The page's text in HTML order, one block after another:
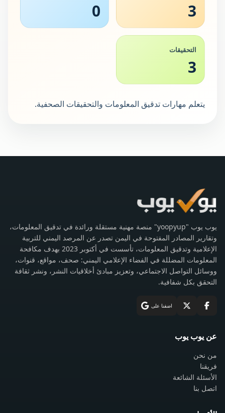
3
0
التحقيقات
3
يتعلم مهارات تدقيق المعلومات والتحقيقات الصحفية.
يوب يوب "yoopyup" منصة مهنية مستقلة ورائدة في تدقيق المعلومات،
وتقارير المصادر المفتوحة في اليمن تصدر عن المرصد اليمني للتربية
الإعلامية وتدقيق المعلومات، تأسست في أكتوبر 2023 بهدف مكافحة
المعلومات المضللة في الفضاء الإعلامي اليمني: صحف، مواقع، قنوات،
ووسائل التواصل الاجتماعي، وتعزيز مبادئ أخلاقيات النشر، ونشر ثقافة
التحقق بكل شفافية.
اضفنا على
عن يوب يوب
من نحن
فريقنا
الأسئلة الشائعة
اتصل بنا